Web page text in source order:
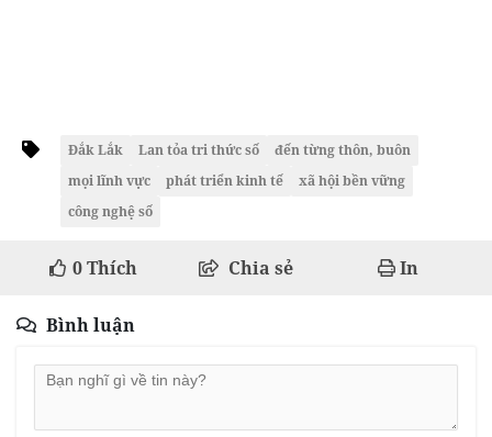
Đắk Lắk Lan tỏa tri thức số
đến từng thôn, buôn
mọi lĩnh vực
phát triển kinh tế
xã hội bền vững
công nghệ số
0Thích Chia sẻ In
Bình luận